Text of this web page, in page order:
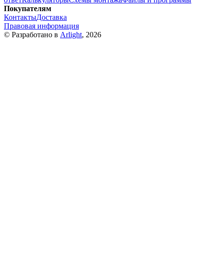
Покупателям
КонтактыДоставка
Правовая информация
© Разработано в Arlight, 2026